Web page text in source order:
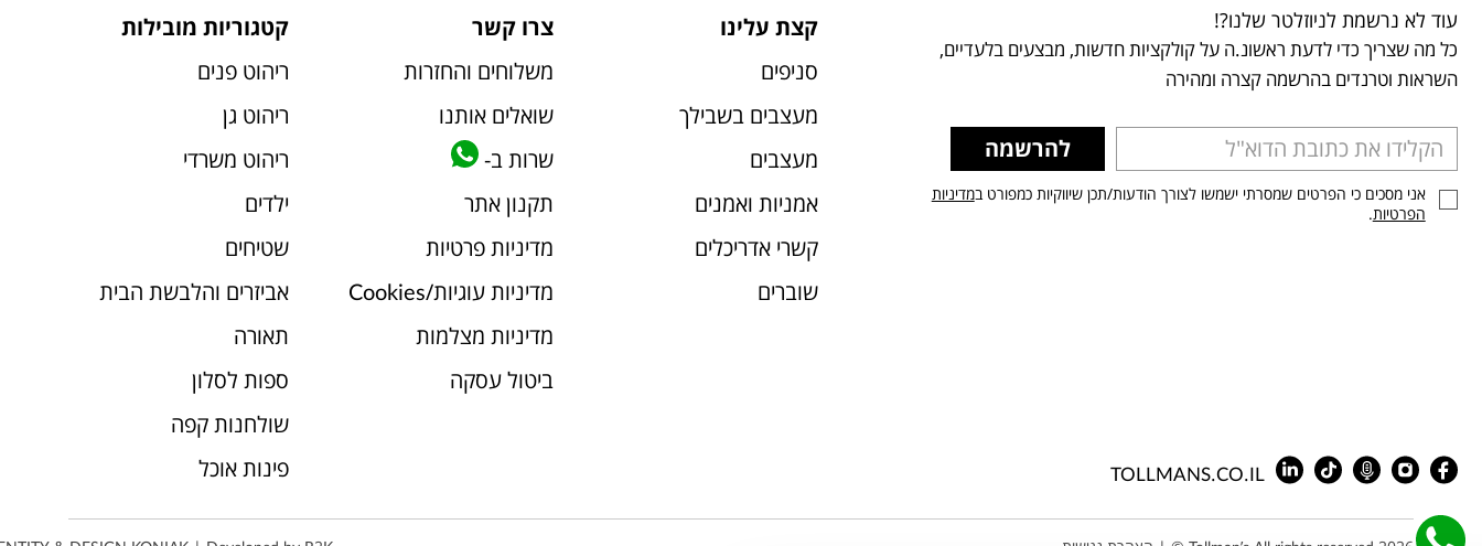
עוד לא נרשמת לניוזלטר שלנו?!
כל מה שצריך כדי לדעת ראשונ.ה על קולקציות חדשות, מבצעים בלעדיים,
השראות וטרנדים בהרשמה קצרה ומהירה
להרשמה
אני מסכים כי הפרטים שמסרתי ישמשו לצורך הודעות/תכן שיווקיות כמפורט במדיניות
הפרטיות.
TOLLMANS.CO.IL
קצת עלינו
סניפים
מעצבים בשבילך
מעצבים
אמניות ואמנים
קשרי אדריכלים
שוברים
צרו קשר
משלוחים והחזרות
שואלים אותנו
שרות ב-
תקנון אתר
מדיניות פרטיות
מדיניות עוגיות/Cookies
מדיניות מצלמות
ביטול עסקה
קטגוריות מובילות
ריהוט פנים
ריהוט גן
ריהוט משרדי
ילדים
שטיחים
אביזרים והלבשת הבית
תאורה
ספות לסלון
שולחנות קפה
פינות אוכל